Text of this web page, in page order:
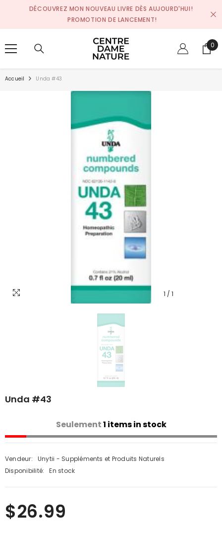
SKIP TO CONTENT
DÉCOUVREZ MON NOUVEAU LIVRE DÈS AUJOURD'HUI!
PROMOTION DE LANCEMENT!
0
0
Accueil Unda #43
1 / 1
Unda #43
Seulement1 items in stock
Vendeur:
Unytii - Suppléments et Produits Naturels
Disponibilité:
En stock
$26.99